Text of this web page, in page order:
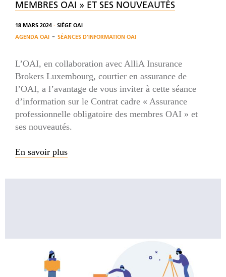
MEMBRES OAI » ET SES NOUVEAUTÉS
18 MARS 2024 - SIÈGE OAI
AGENDA OAI - SÉANCES D'INFORMATION OAI
L’OAI, en collaboration avec AlliA Insurance
Brokers Luxembourg, courtier en assurance de
l’OAI, a l’avantage de vous inviter à cette séance
d’information sur le Contrat cadre « Assurance
professionnelle obligatoire des membres OAI » et
ses nouveautés.
En savoir plus